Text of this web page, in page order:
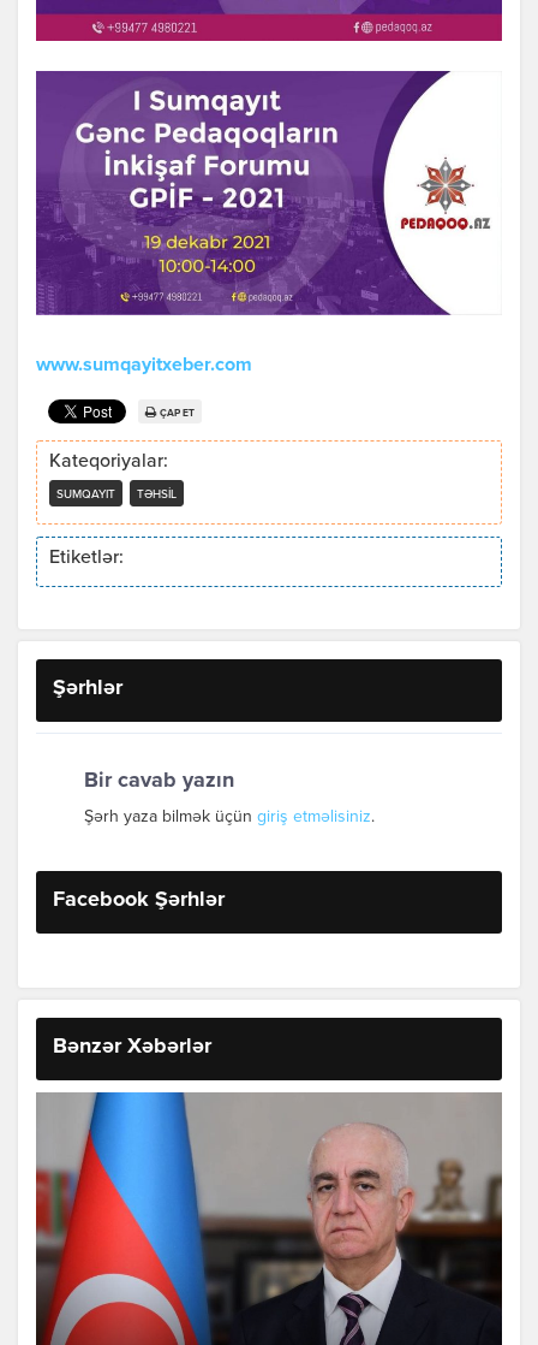
www.sumqayitxeber.com
ÇAP ET
Kateqoriyalar:
SUMQAYIT TƏHSIL
Etiketlər:
Şərhlər
Bir cavab yazın
Şərh yaza bilmək üçün giriş etməlisiniz.
Facebook Şərhlər
Bənzər Xəbərlər